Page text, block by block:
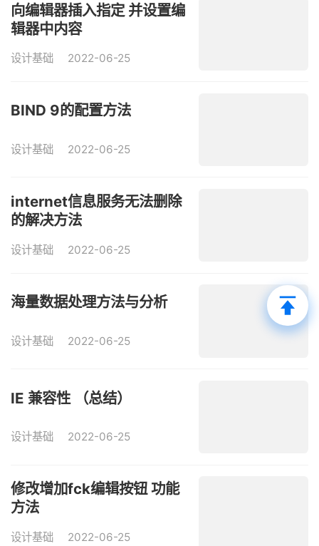
向编辑器插入指定 并设置编
辑器中内容
设计基础 2022-06-25
BIND 9的配置方法
设计基础 2022-06-25
internet信息服务无法删除
的解决方法
设计基础 2022-06-25
海量数据处理方法与分析
设计基础 2022-06-25
IE 兼容性 （总结）
设计基础 2022-06-25
修改增加fck编辑按钮 功能
方法
设计基础 2022-06-25